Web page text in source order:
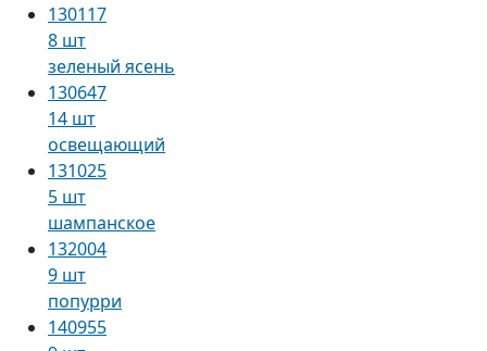
130117
8 шт
зеленый ясень
130647
14 шт
освещающий
131025
5 шт
шампанское
132004
9 шт
попурри
140955